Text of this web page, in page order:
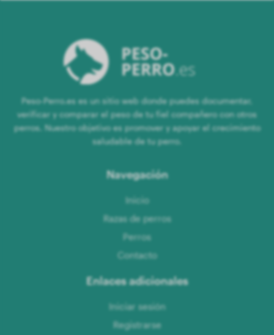
Peso-Perro.es es un sitio web donde puedes documentar,
verificar y comparar el peso de tu fiel compañero con otros
perros. Nuestro objetivo es promover y apoyar el crecimiento
saludable de tu perro.
Navegación
Inicio
Razas de perros
Perros
Contacto
Enlaces adicionales
Iniciar sesión
Registrarse